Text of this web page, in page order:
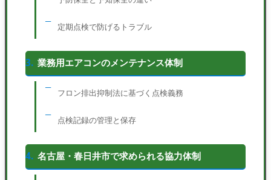
定期点検で防げるトラブル
業務用エアコンのメンテナンス体制
フロン排出抑制法に基づく点検義務
点検記録の管理と保存
名古屋・春日井市で求められる協力体制